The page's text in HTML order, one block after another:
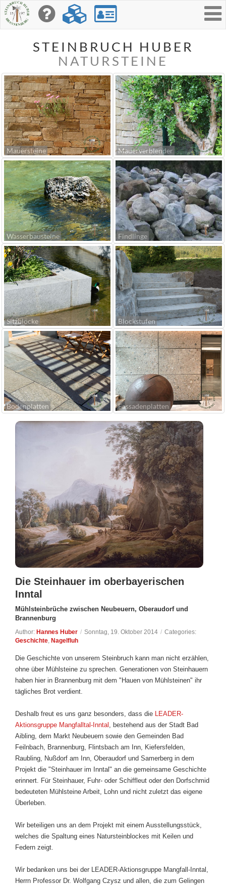
STEINBRUCH HUBER
NATURSTEINE
Mauersteine Mauerverblender
Wasserbausteine Findlinge
Sitzblöcke Blockstufen
Bodenplatten Fassadenplatten
Die Steinhauer im oberbayerischen
Inntal
Mühlsteinbrüche zwischen Neubeuern, Oberaudorf und
Brannenburg
Author: Hannes Huber / Sonntag, 19. Oktober 2014 / Categories:
Geschichte Nagelfluh
Die Geschichte von unserem Steinbruch kann man nicht erzählen,
ohne über Mühlsteine zu sprechen. Generationen von Steinhauern
haben hier in Brannenburg mit dem "Hauen von Mühlsteinen" ihr
tägliches Brot verdient.
Deshalb freut es uns ganz besonders, dass die LEADER-
Aktionsgruppe Mangfalltal-Inntal , bestehend aus der Stadt Bad
Aibling, dem Markt Neubeuern sowie den Gemeinden Bad
Feilnbach, Brannenburg, Flintsbach am Inn, Kiefersfelden,
Raubling, Nußdorf am Inn, Oberaudorf und Samerberg in dem
Projekt die "Steinhauer im Inntal" an die gemeinsame Geschichte
erinnert. Für Steinhauer, Fuhr- oder Schiffleut oder den Dorfschmid
bedeuteten Mühlsteine Arbeit, Lohn und nicht zuletzt das eigene
Überleben.
Wir beteiligen uns an dem Projekt mit einem Ausstellungsstück,
welches die Spaltung eines Natursteinblockes mit Keilen und
Federn zeigt.
Wir bedanken uns bei der LEADER-Aktionsgruppe Mangfall-Inntal,
Herrn Professor Dr. Wolfgang Czysz und allen, die zum Gelingen